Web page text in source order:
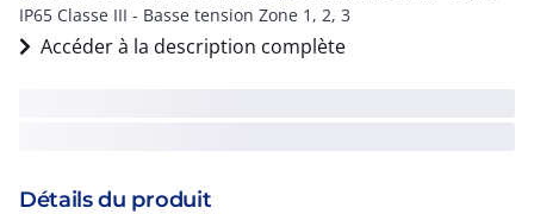
IP65 Classe III - Basse tension Zone 1, 2, 3
Accéder à la description complète
Détails du produit